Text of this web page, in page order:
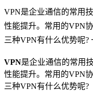
VPN是企业通信的常用
性能提升。常用的VPN
三种VPN有什么优势呢?
VPN是企业通信的常用
性能提升。常用的VPN
三种VPN有什么优势呢?